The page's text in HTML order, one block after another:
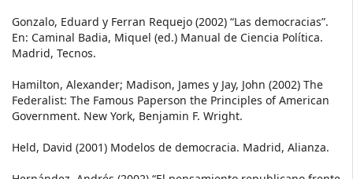
Gonzalo, Eduard y Ferran Requejo (2002) “Las democracias”.
En: Caminal Badia, Miquel (ed.) Manual de Ciencia Política.
Madrid, Tecnos.
Hamilton, Alexander; Madison, James y Jay, John (2002) The
Federalist: The Famous Paperson the Principles of American
Government. New York, Benjamin F. Wright.
Held, David (2001) Modelos de democracia. Madrid, Alianza.